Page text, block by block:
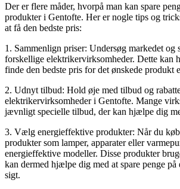
Der er flere måder, hvorpå man kan spare
produkter i Gentofte. Her er nogle tips og
at få den bedste pris:
1. Sammenlign priser: Undersøg markedet og
forskellige elektrikervirksomheder. Dette kan
finde den bedste pris for det ønskede produkt
2. Udnyt tilbud: Hold øje med tilbud og
elektrikervirksomheder i Gentofte. Mange
jævnligt specielle tilbud, der kan hjælpe dig
3. Vælg energieffektive produkter: Når du
produkter som lamper, apparater eller
energieffektive modeller. Disse produkter
kan dermed hjælpe dig med at spare penge
sigt.